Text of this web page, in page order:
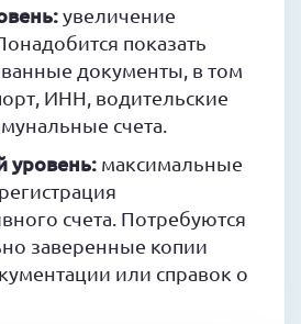
увеличение
показать
документы, в том
ИНН, водительские
счета.
уровень: максимальные
счета. Потребуются
заверенные копии
или справок о